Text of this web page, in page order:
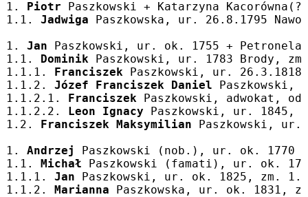
1. Piotr Paszkowski + Katarzyna Kacorówna(?)
1.1. Jadwiga Paszkowska, ur. 26.8.1795
1. Jan Paszkowski, ur. ok. 1755 +
1.1. Dominik Paszkowski, ur. 1783 Brody,
1.1.1. Franciszek Paszkowski, ur. 26.3.1818
1.1.2. Józef Franciszek Daniel Paszkowski,
1.1.2.1. Franciszek Paszkowski, adwokat,
1.1.2.2. Leon Ignacy Paszkowski, ur. 1845,
1.2. Franciszek Maksymilian Paszkowski,
1. Andrzej
Paszkowski (nob.), ur. ok. 1770 +
1.1. Michał Paszkowski (famati), ur. ok.
1.1.1. Jan Paszkowski, ur. ok. 1825, zm.
1.1.2. Marianna Paszkowska, ur. ok. 1831,